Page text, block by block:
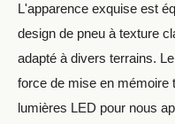
L'apparence exquise est
design de pneu à texture
adapté à divers terrains.
force de mise en mémoire
lumières LED pour nous